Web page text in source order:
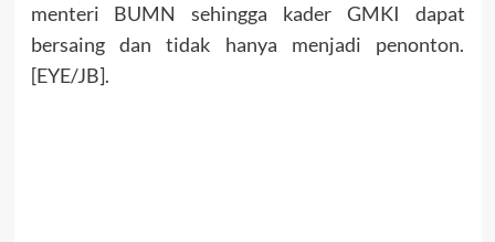
menteri BUMN sehingga kader GMKI dapat
bersaing dan tidak hanya menjadi penonton.
[EYE/JB].